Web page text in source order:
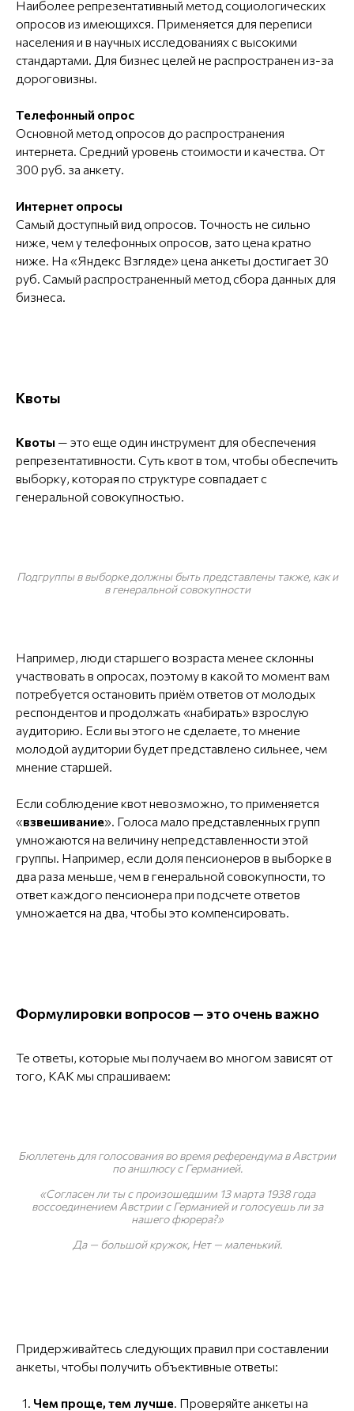
Наиболее репрезентативный метод социологических
опросов из имеющихся. Применяется для переписи
населения и в научных исследованиях с высокими
стандартами. Для бизнес целей не распространен из-за
дороговизны.
Телефонный опрос
Основной метод опросов до распространения
интернета. Средний уровень стоимости и качества. От
300 руб. за анкету.
Интернет опросы
Самый доступный вид опросов. Точность не сильно
ниже, чем у телефонных опросов, зато цена кратно
ниже. На «Яндекс Взгляде» цена анкеты достигает 30
руб. Самый распространенный метод сбора данных для
бизнеса.
Квоты
Квоты — это еще один инструмент для обеспечения
репрезентативности. Суть квот в том, чтобы обеспечить
выборку, которая по структуре совпадает с
генеральной совокупностью.
Подгруппы в выборке должны быть представлены также, как и
в генеральной совокупности
Например, люди старшего возраста менее склонны
участвовать в опросах, поэтому в какой то момент вам
потребуется остановить приём ответов от молодых
респондентов и продолжать «набирать» взрослую
аудиторию. Если вы этого не сделаете, то мнение
молодой аудитории будет представлено сильнее, чем
мнение старшей.
Если соблюдение квот невозможно, то применяется
«взвешивание». Голоса мало представленных групп
умножаются на величину непредставленности этой
группы. Например, если доля пенсионеров в выборке в
два раза меньше, чем в генеральной совокупности, то
ответ каждого пенсионера при подсчете ответов
умножается на два, чтобы это компенсировать.
Формулировки вопросов — это очень важно
Те ответы, которые мы получаем во многом зависят от
того, КАК мы спрашиваем:
Бюллетень для голосования во время референдума в Австрии
по аншлюсу с Германией.
«Согласен ли ты с произошедшим 13 марта 1938 года
воссоединением Австрии с Германией и голосуешь ли за
нашего фюрера?»
Да — большой кружок, Нет — маленький.
Придерживайтесь следующих правил при составлении
анкеты, чтобы получить объективные ответы:
Чем проще, тем лучше. Проверяйте анкеты на